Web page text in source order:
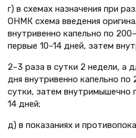
г) в схемах назначения при
ОНМК схема введения
внутривенно капельно по
первые 10–14 дней, затем
2–3 раза в сутки 2 недели, а
дня внутривенно капельно по
сутки, затем внутримышечно
14 дней;
д) в показаниях и